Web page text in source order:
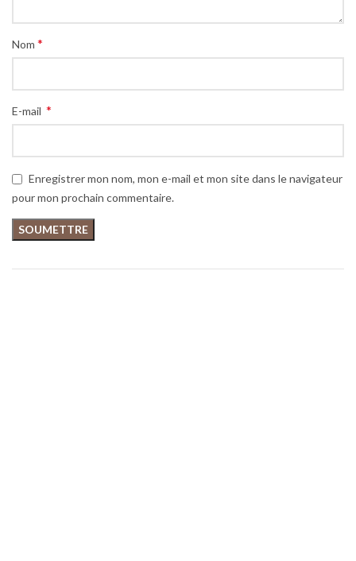
Nom *
E-mail *
Enregistrer mon nom, mon e-mail et mon site dans le navigateur
pour mon prochain commentaire.